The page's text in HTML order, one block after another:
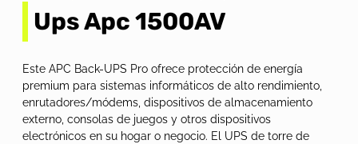
Ups Apc 1500AV
Este APC Back-UPS Pro ofrece protección de energía
premium para sistemas informáticos de alto rendimiento,
enrutadores/módems, dispositivos de almacenamiento
externo, consolas de juegos y otros dispositivos
electrónicos en su hogar o negocio. El UPS de torre de